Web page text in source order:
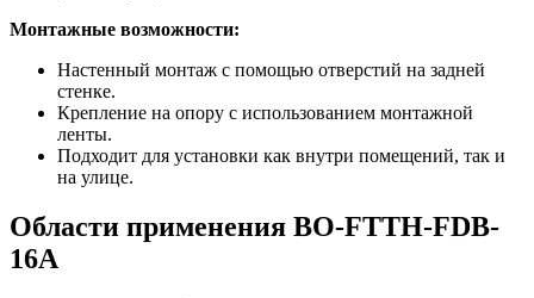
Монтажные возможности:
Настенный монтаж с помощью отверстий на задней
стенке.
Крепление на опору с использованием монтажной
ленты.
Подходит для установки как внутри помещений, так и
на улице.
Области применения BO-FTTH-FDB-
16A